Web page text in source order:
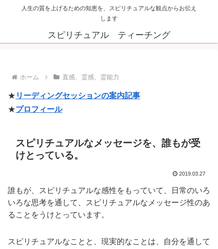
人生の質を上げるための知恵を、スピリチュアルな観点からお伝え
します
スピリチュアル ティーチング
ホーム 直感、霊感、霊能力
★ リーディングセッションの案内記事
★プロフィール
スピリチュアルなメッセージを、誰もが受
けとっている。
2019.03.27
誰もが、スピリチュアルな感性をもっていて、日常のいろ
いろな思考を通して、スピリチュアルなメッセージ性のあ
ることをうけとっています。
スピリチュアルなことと、現実的なことは、自分を通して